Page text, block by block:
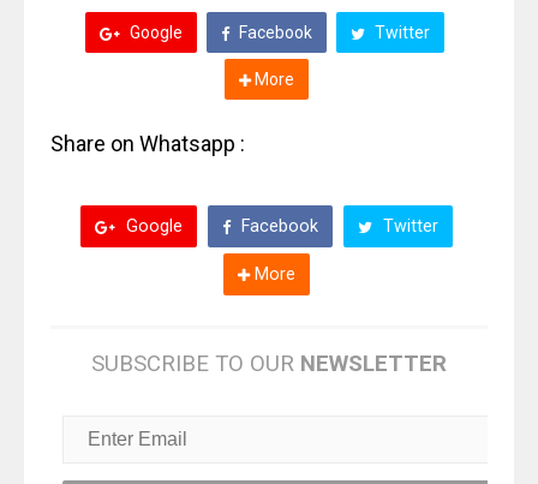
Google Facebook Twitter
More
Share on Whatsapp :
Google Facebook Twitter
More
SUBSCRIBE TO OUR NEWSLETTER